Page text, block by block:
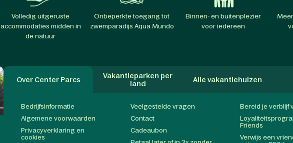
Volledig uitgeruste
accommodaties midden in
de natuur
Onbeperkte toegang tot
zwemparadijs Aqua Mundo
Binnen- en buitenplezier
voor iedereen
Over Center Parcs
Vakantieparken per
land
Alle vakantiehuizen
Bedrijfsinformatie
Algemene voorwaarden
Privacyverklaring en
cookies
Veelgestelde vragen
Contact
Cadeaubon
Bereid je verblijf
Friends
Verwijs een